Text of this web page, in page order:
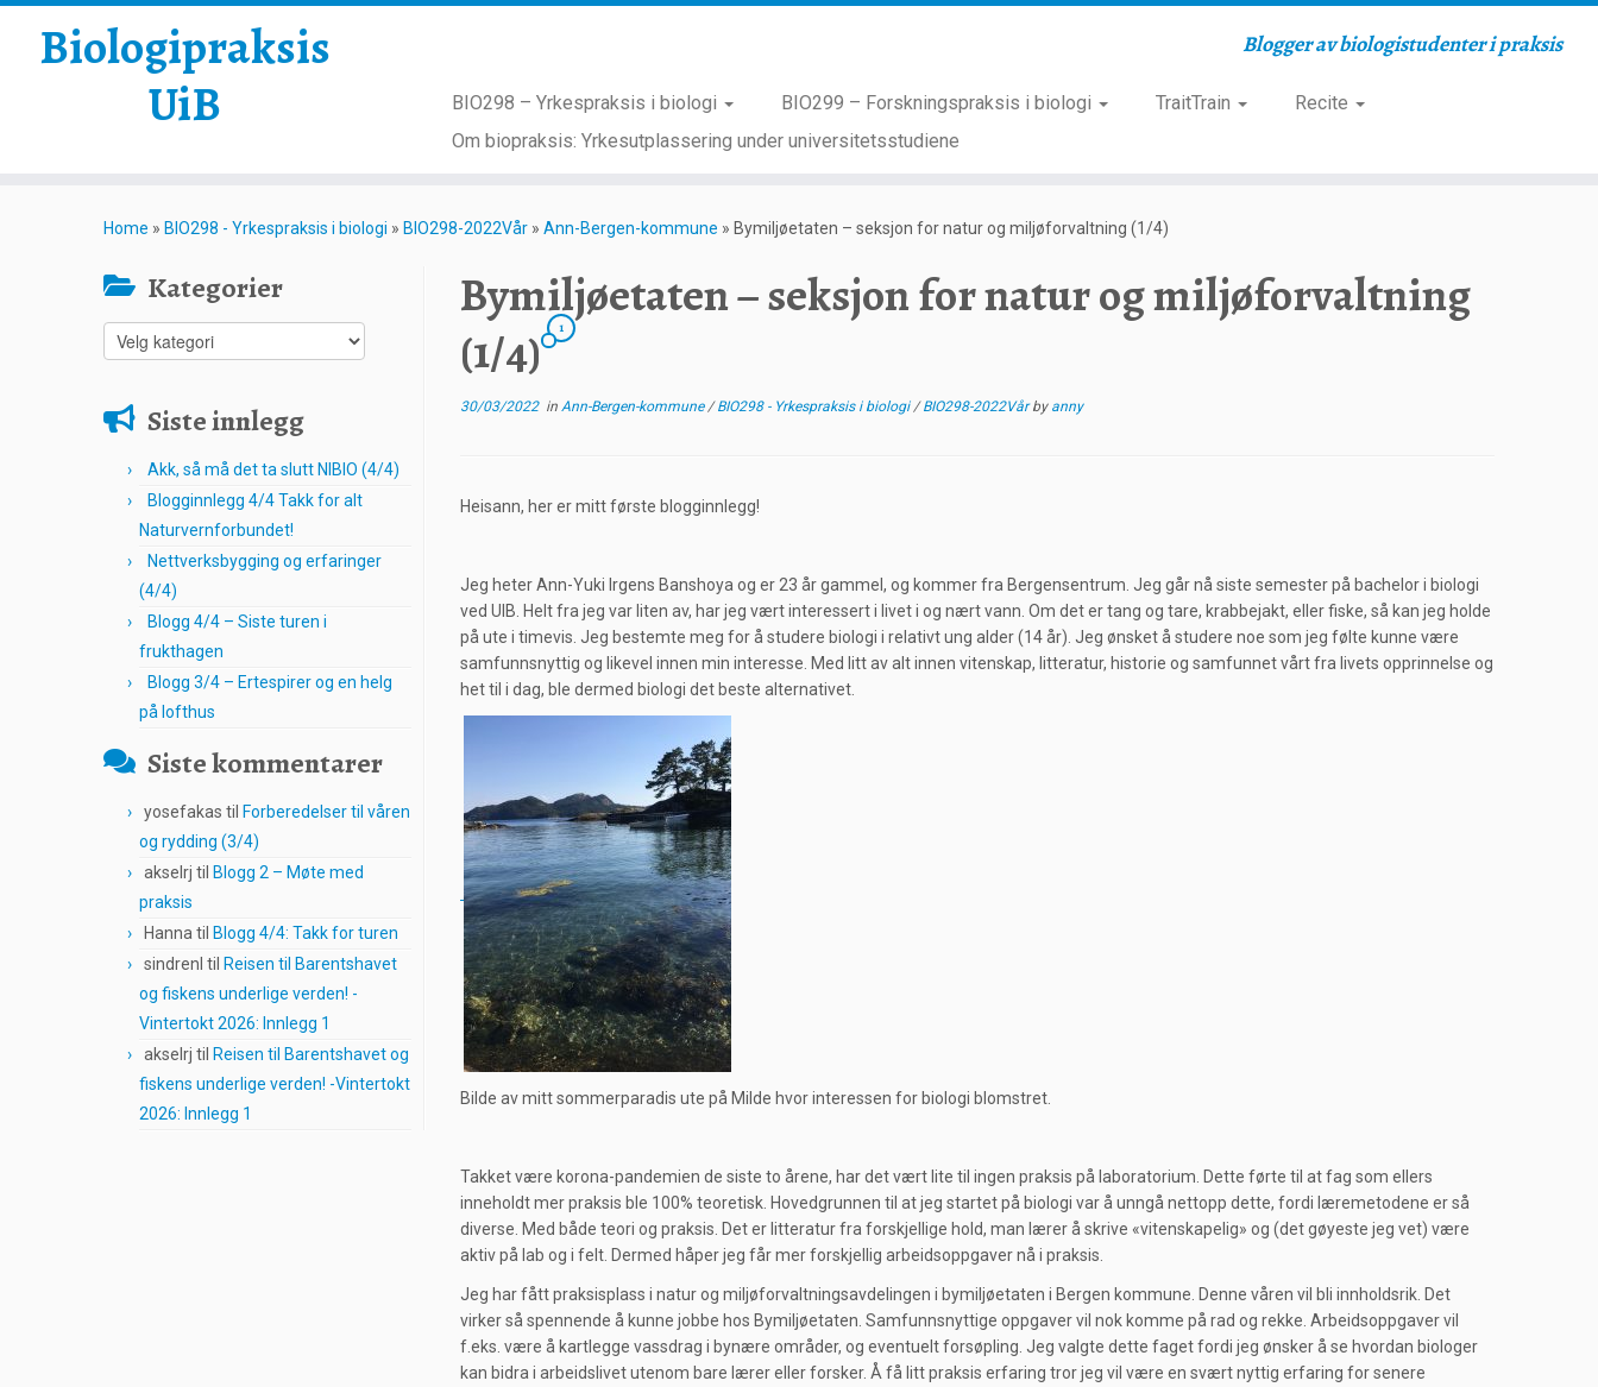
Biologipraksis
UiB
Blogger av biologistudenter i praksis
BIO298 – Yrkespraksis i biologi BIO299 – Forskningspraksis i biologi TraitTrain
Recite
Om biopraksis: Yrkesutplassering under universitetsstudiene
Home » BIO298 - Yrkespraksis i biologi » BIO298-2022Vår » Ann-Bergen-kommune » Bymiljøetaten – seksjon for natur og miljøforvaltning (1/4)
Kategorier
Kategorier
Siste innlegg
Akk, så må det ta slutt NIBIO (4/4)
Blogginnlegg 4/4 Takk for alt
Naturvernforbundet!
Nettverksbygging og erfaringer
(4/4)
Blogg 4/4 – Siste turen i
frukthagen
Blogg 3/4 – Ertespirer og en helg
på lofthus
Siste kommentarer
yosefakas til Forberedelser til våren
og rydding (3/4)
akselrj til Blogg 2 – Møte med
praksis
Hanna til Blogg 4/4: Takk for turen
sindrenl til Reisen til Barentshavet
og fiskens underlige verden! -
Vintertokt 2026: Innlegg 1
akselrj til Reisen til Barentshavet og
fiskens underlige verden! -Vintertokt
2026: Innlegg 1
Bymiljøetaten – seksjon for natur og miljøforvaltning
(1/4)
1
30/03/2022in Ann-Bergen-kommune/BIO298 - Yrkespraksis i biologi/BIO298-2022Vårby anny
Heisann, her er mitt første blogginnlegg!
Jeg heter Ann-Yuki Irgens Banshoya og er 23 år gammel, og kommer fra Bergensentrum. Jeg går nå siste semester på bachelor i biologi
ved UIB. Helt fra jeg var liten av, har jeg vært interessert i livet i og nært vann. Om det er tang og tare, krabbejakt, eller fiske, så kan jeg holde
på ute i timevis. Jeg bestemte meg for å studere biologi i relativt ung alder (14 år). Jeg ønsket å studere noe som jeg følte kunne være
samfunnsnyttig og likevel innen min interesse. Med litt av alt innen vitenskap, litteratur, historie og samfunnet vårt fra livets opprinnelse og
het til i dag, ble dermed biologi det beste alternativet.
Bilde av mitt sommerparadis ute på Milde hvor interessen for biologi blomstret.
Takket være korona-pandemien de siste to årene, har det vært lite til ingen praksis på laboratorium. Dette førte til at fag som ellers
inneholdt mer praksis ble 100% teoretisk. Hovedgrunnen til at jeg startet på biologi var å unngå nettopp dette, fordi læremetodene er så
diverse. Med både teori og praksis. Det er litteratur fra forskjellige hold, man lærer å skrive «vitenskapelig» og (det gøyeste jeg vet) være
aktiv på lab og i felt. Dermed håper jeg får mer forskjellig arbeidsoppgaver nå i praksis.
Jeg har fått praksisplass i natur og miljøforvaltningsavdelingen i bymiljøetaten i Bergen kommune. Denne våren vil bli innholdsrik. Det
virker så spennende å kunne jobbe hos Bymiljøetaten. Samfunnsnyttige oppgaver vil nok komme på rad og rekke. Arbeidsoppgaver vil
f.eks. være å kartlegge vassdrag i bynære områder, og eventuelt forsøpling. Jeg valgte dette faget fordi jeg ønsker å se hvordan biologer
kan bidra i arbeidslivet utenom bare lærer eller forsker. Å få litt praksis erfaring tror jeg vil være en svært nyttig erfaring for senere